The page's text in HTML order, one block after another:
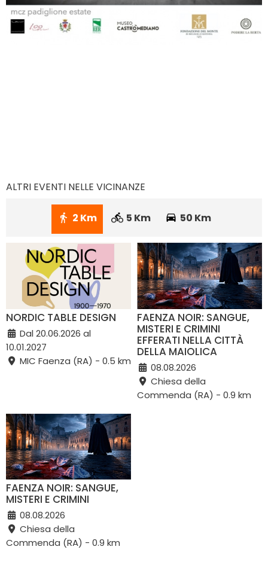
ALTRI EVENTI NELLE VICINANZE
2 Km 5 Km 50 Km
NORDIC TABLE DESIGN
Dal 20.06.2026 al
10.01.2027
MIC Faenza (RA) - 0.5 km
FAENZA NOIR: SANGUE,
MISTERI E CRIMINI
EFFERATI NELLA CITTÀ
DELLA MAIOLICA
08.08.2026
Chiesa della
Commenda (RA) - 0.9 km
FAENZA NOIR: SANGUE,
MISTERI E CRIMINI
08.08.2026
Chiesa della
Commenda (RA) - 0.9 km